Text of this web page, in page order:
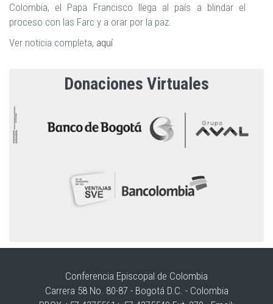
Colombia, el Papa Francisco llega al país a blindar el
proceso con las Farc y a orar por la paz.
Ver noticia completa, aquí
Donaciones Virtuales
Conferencia Episcopal de Colombia
Carrera 58 No. 80-87 - Bogotá D.C. - Colombia